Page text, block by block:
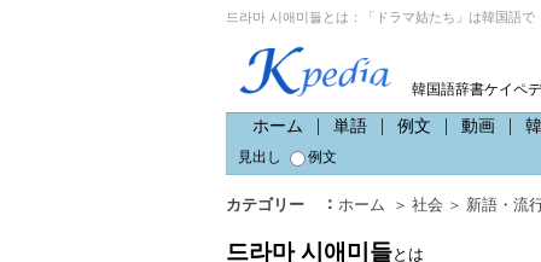
드라마 시애미들とは：「ドラマ姑たち」は韓国語
韓国語辞書ケイペ
ホーム 単語 例文 動画
見出し 例文
カテゴリー ： ホーム ＞ 社会 ＞ 新語・流
드라마 시애미들とは